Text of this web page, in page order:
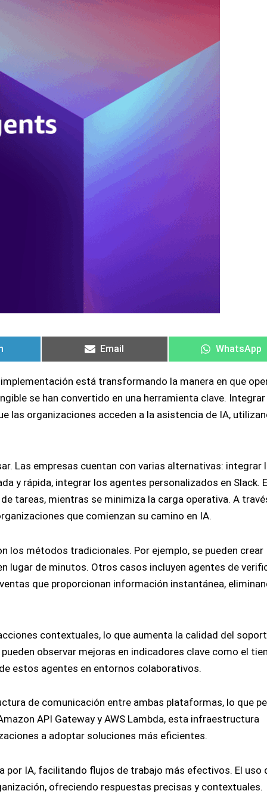
en
Email
en
WhatsApp
está transformando la manera en que
se han convertido en una herramienta clave.
las organizaciones acceden a la asistencia de IA,
Las empresas cuentan con varias alternativas: integrar
y rápida, integrar los agentes personalizados en Slack.
tareas, mientras se minimiza la carga operativa. A
que comienzan su camino en IA.
los métodos tradicionales. Por ejemplo, se pueden crear
lugar de minutos. Otros casos incluyen agentes de
que proporcionan información instantánea,
contextuales, lo que aumenta la calidad del
observar mejoras en indicadores clave como el
estos agentes en entornos colaborativos.
de comunicación entre ambas plataformas, lo que
API Gateway y AWS Lambda, esta infraestructura
a adoptar soluciones más eficientes.
IA, facilitando flujos de trabajo más efectivos. El uso
ofreciendo respuestas precisas y contextuales.
en
en